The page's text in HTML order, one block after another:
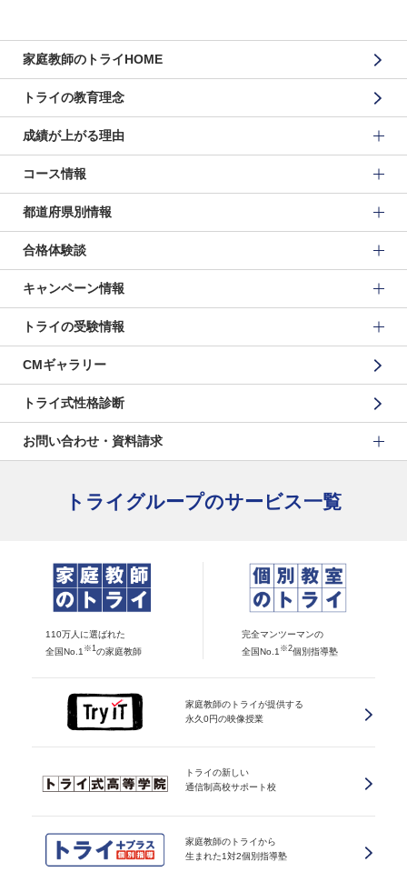
家庭教師のトライHOME
トライの教育理念
成績が上がる理由
コース情報
都道府県別情報
合格体験談
キャンペーン情報
トライの受験情報
CMギャラリー
トライ式性格診断
お問い合わせ・資料請求
トライグループのサービス一覧
110万人に選ばれた
全国No.1 ※1 の家庭教師
完全マンツーマンの
全国No.1 ※2個別指導塾
家庭教師のトライが提供する
永久0円の映像授業
トライの新しい
通信制高校サポート校
家庭教師のトライから
生まれた1対2個別指導塾